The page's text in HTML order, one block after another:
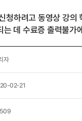
청하려고 동영상 강의
는 데 수료증 출력불가
자
02-21